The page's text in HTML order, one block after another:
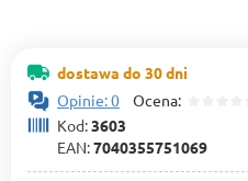
dostawa do 30 dni
Opinie: 0 Ocena:
Kod:3603
EAN:7040355751069